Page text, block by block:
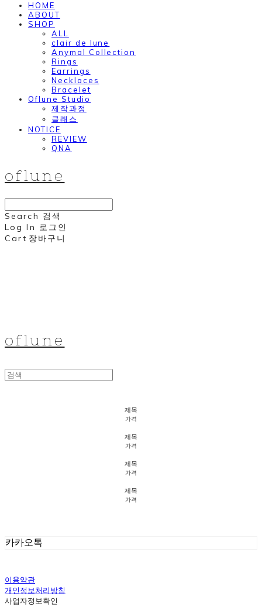
HOME
ABOUT
SHOP
ALL
clair de lune
Anymal Collection
Rings
Earrings
Necklaces
Bracelet
Oflune Studio
제작과정
클래스
NOTICE
REVIEW
QNA
oflune
Search 검색
Log In 로그인
Cart 장바구니
oflune
제목
가격
제목
가격
제목
가격
제목
가격
카카오톡
이용약관
개인정보처리방침
사업자정보확인